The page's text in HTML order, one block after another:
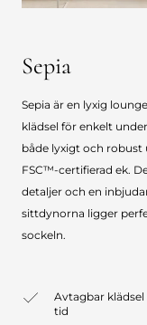
Sepia
Sepia är en lyxig
klädsel för enkelt
både lyxigt och robust
FSC™-certifierad ek.
detaljer och en
sittdynorna ligger
sockeln.
Avtagbar
tid